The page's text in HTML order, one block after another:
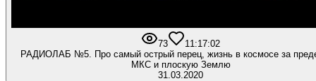
73 1 1:17:02
РАДИОЛАБ №5. Про самый острый перец, жизнь в космосе за
МКС и плоскую Землю
31.03.2020